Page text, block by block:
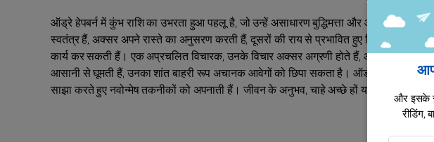
ऑड्रे हेपबर्न में कुंभ राशि का उभरता हुआ पहलू है, जो उन्हें असाधारण बुद्धिमत्ता और आकर्षक,
स्वतंत्र हैं, अक्सर अपने रास्ते का अनुसरण करती हैं, दूसरों की राय से प्रभावित हुए बिना। कभी-
कार्य कर सकती हैं। एक अप्रचलित विचारक, उनके विचार अक्सर अग्रणी होते हैं, और वह अपनी
आसानी से घूमती हैं, उनका शांत बाहरी रूप अचानक आवेगों को छिपा सकता है। ऑड्रे अपनी स्वतंत्रता
साझा करते हुए नवोन्मेष तकनीकों को अपनाती हैं। जीवन के अनुभव, चाहे अच्छे हों या बुरे, अक्सर
और इसके
रीडिंग,